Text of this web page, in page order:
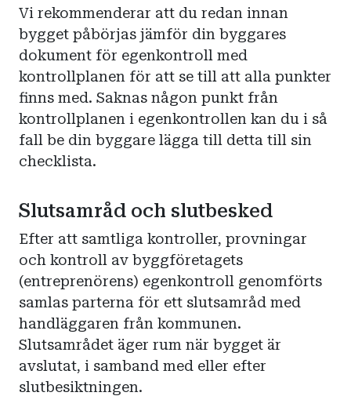
Vi rekommenderar att du redan innan
bygget påbörjas jämför din byggares
dokument för egenkontroll med
kontrollplanen för att se till att alla punkter
finns med. Saknas någon punkt från
kontrollplanen i egenkontrollen kan du i så
fall be din byggare lägga till detta till sin
checklista.
Slutsamråd och slutbesked
Efter att samtliga kontroller, provningar
och kontroll av byggföretagets
(entreprenörens) egenkontroll genomförts
samlas parterna för ett slutsamråd med
handläggaren från kommunen.
Slutsamrådet äger rum när bygget är
avslutat, i samband med eller efter
slutbesiktningen.